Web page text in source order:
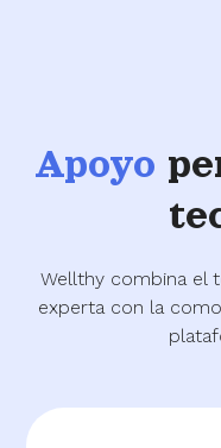
Apoyo
Wellthy combina el
experta con la